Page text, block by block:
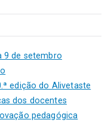
9 de setembro
edição do Alivetaste
dos docentes
pedagógica